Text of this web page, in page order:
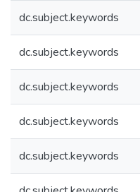
dc.subject.keywords
dc.subject.keywords
dc.subject.keywords
dc.subject.keywords
dc.subject.keywords